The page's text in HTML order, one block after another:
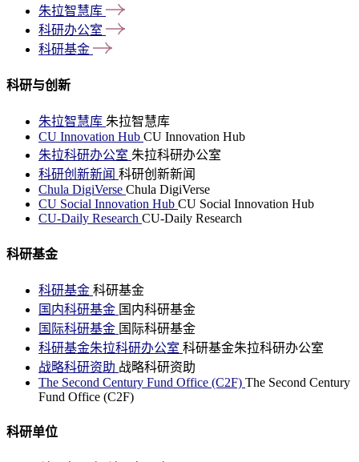
朱拉智慧库
科研办公室
科研基金
科研与创新
朱拉智慧库 朱拉智慧库
CU Innovation Hub CU Innovation Hub
朱拉科研办公室 朱拉科研办公室
科研创新新闻 科研创新新闻
Chula DigiVerse Chula DigiVerse
CU Social Innovation Hub CU Social Innovation Hub
CU-Daily Research CU-Daily Research
科研基金
科研基金 科研基金
国内科研基金 国内科研基金
国际科研基金 国际科研基金
科研基金朱拉科研办公室 科研基金朱拉科研办公室
战略科研资助 战略科研资助
The Second Century Fund Office (C2F) The Second Century
Fund Office (C2F)
科研单位